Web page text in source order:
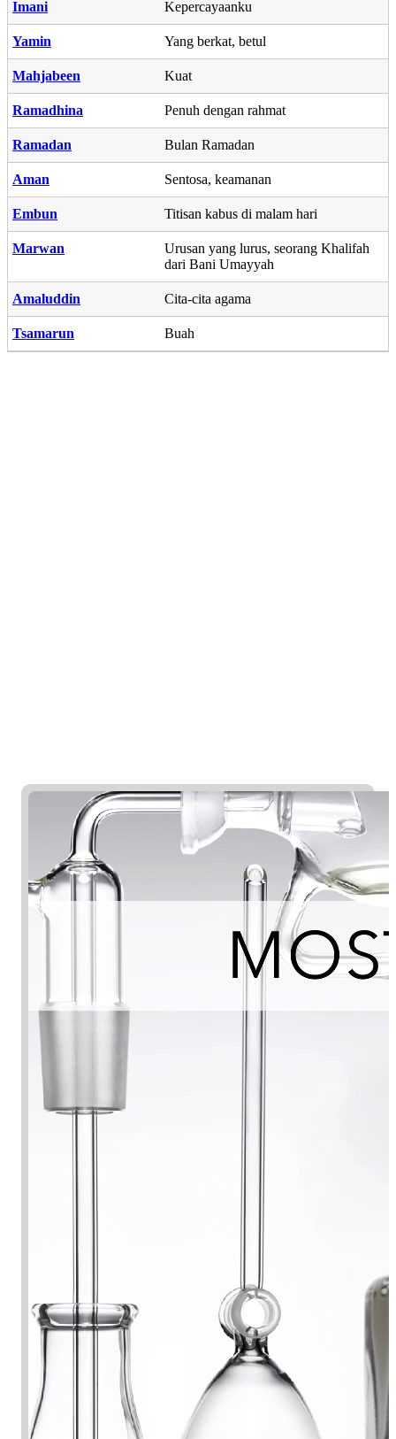
Imani Kepercayaanku
Yamin Yang berkat, betul
Mahjabeen Kuat
Ramadhina Penuh dengan rahmat
Ramadan Bulan Ramadan
Aman Sentosa, keamanan
Embun Titisan kabus di malam hari
Marwan
Urusan yang lurus, seorang Khalifah
dari Bani Umayyah
Amaluddin Cita-cita agama
Tsamarun Buah